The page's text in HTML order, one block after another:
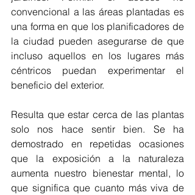
convencional a las áreas plantadas es
una forma en que los planificadores de
la ciudad pueden asegurarse de que
incluso aquellos en los lugares más
céntricos puedan experimentar el
beneficio del exterior.
Resulta que estar cerca de las plantas
solo nos hace sentir bien. Se ha
demostrado en repetidas ocasiones
que la exposición a la naturaleza
aumenta nuestro bienestar mental, lo
que significa que cuanto más viva de